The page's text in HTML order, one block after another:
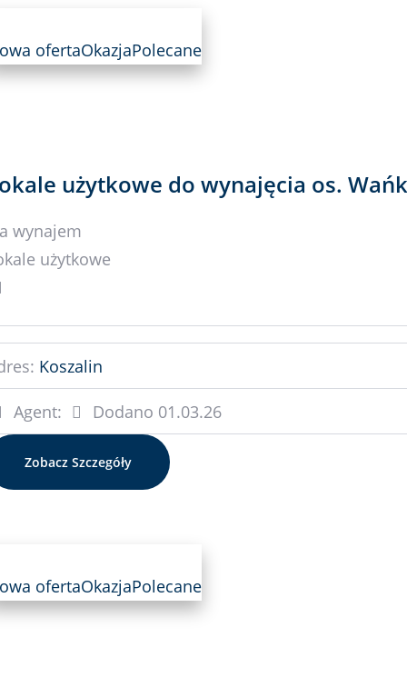
ofertaOkazjaPolecane
użytkowe do wynajęcia os.
wynajem
użytkowe
Koszalin
Agent: Dodano 01.03.26
Zobacz Szczegóły
ofertaOkazjaPolecane